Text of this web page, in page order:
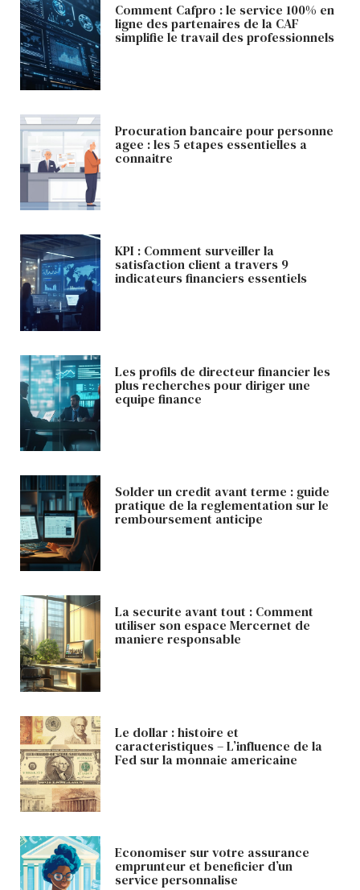
Comment Cafpro : le service 100% en
ligne des partenaires de la CAF
simplifie le travail des professionnels
Procuration bancaire pour personne
agee : les 5 etapes essentielles a
connaitre
KPI : Comment surveiller la
satisfaction client a travers 9
indicateurs financiers essentiels
Les profils de directeur financier les
plus recherches pour diriger une
equipe finance
Solder un credit avant terme : guide
pratique de la reglementation sur le
remboursement anticipe
La securite avant tout : Comment
utiliser son espace Mercernet de
maniere responsable
Le dollar : histoire et
caracteristiques – L’influence de la
Fed sur la monnaie americaine
Economiser sur votre assurance
emprunteur et beneficier d’un
service personnalise